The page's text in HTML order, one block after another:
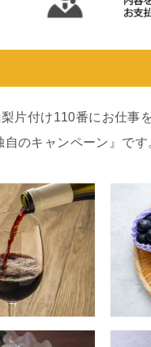
片付け110番にお仕事
のキャンペーン』です